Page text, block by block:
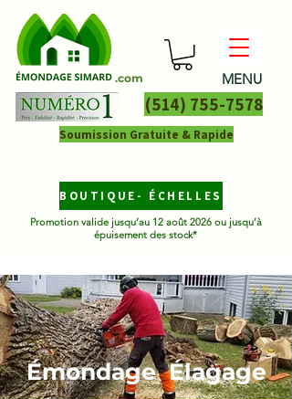
MENU
.com
(514) 755-7578
Soumission Gratuite & Rapide
BOUTIQUE- ÉCHELLES
Promotion valide jusqu’au 12 août 2026 ou jusqu’à
épuisement des stock*
Émondage Élagage